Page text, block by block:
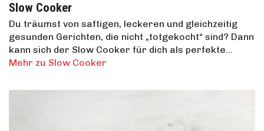
Slow Cooker
Du träumst von saftigen, leckeren und gleichzeitig
gesunden Gerichten, die nicht „totgekocht“ sind? Dann
kann sich der Slow Cooker für dich als perfekte…
Mehr zu Slow Cooker